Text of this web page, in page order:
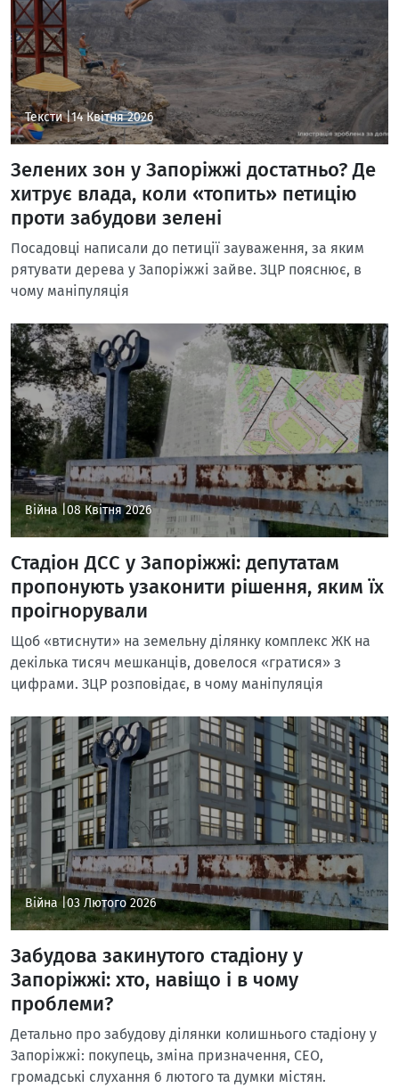
Тексти |14 Квітня 2026
Зелених зон у Запоріжжі достатньо? Де
хитрує влада, коли «топить» петицію
проти забудови зелені
Посадовці написали до петиції зауваження, за яким
рятувати дерева у Запоріжжі зайве. ЗЦР пояснює, в
чому маніпуляція
Війна |08 Квітня 2026
Стадіон ДСС у Запоріжжі: депутатам
пропонують узаконити рішення, яким їх
проігнорували
Щоб «втиснути» на земельну ділянку комплекс ЖК на
декілька тисяч мешканців, довелося «гратися» з
цифрами. ЗЦР розповідає, в чому маніпуляція
Війна |03 Лютого 2026
Забудова закинутого стадіону у
Запоріжжі: хто, навіщо і в чому
проблеми?
Детально про забудову ділянки колишнього стадіону у
Запоріжжі: покупець, зміна призначення, СЕО,
громадські слухання 6 лютого та думки містян.